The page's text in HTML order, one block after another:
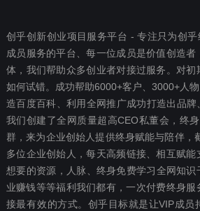
创乎创新创业项目服务平台 - 专注只为创乎
成员服务的平台、每一位成员是价值创造者
体，我们帮助众多创业者对接过服务。对初
如何试错。成功帮助6000+客户、3000+人
造百度百科、利用全网推广成功打造出品牌
我们创建了全网质量超高CEO私董会，终
群，来为企业创始人提供终身赋能与陪伴，
多位企业创始人，每天高频链接、相互赋
想要‬的资源，人脉、终身免费学习全网知识
业赚钱等等福利我们都‬有，一次付费终‬身服
接最有效‬的方式。创乎目标就是让VIP成员